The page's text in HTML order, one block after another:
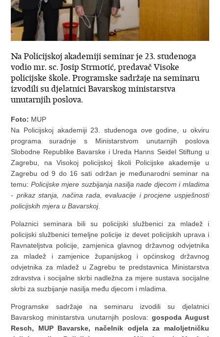
Na Policijskoj akademiji seminar je 23. studenoga
vodio mr. sc. Josip Strmotić, predavač Visoke
policijske škole. Programske sadržaje na seminaru
izvodili su djelatnici Bavarskog ministarstva
unutarnjih poslova.
Foto: MUP
Na Policijskoj akademiji 23. studenoga ove godine, u okviru
programa suradnje s Ministarstvom unutarnjih poslova
Slobodne Republike Bavarske i Ureda Hanns Seidel Stiftung u
Zagrebu, na Visokoj policijskoj školi Policijske akademije u
Zagrebu od 9 do 16 sati održan je međunarodni seminar na
temu: Policijske mjere suzbijanja nasilja nade djecom i mladima
- prikaz stanja, načina rada, evaluacije i procjene uspješnosti
policijskih mjera u Bavarskoj.
Polaznici seminara bili su policijski službenici za mladež i
policijski službenici temeljne policije iz devet policijskih uprava i
Ravnateljstva policije, zamjenica glavnog državnog odvjetnika
za mladež i zamjenice županijskog i općinskog državnog
odvjetnika za mladež u Zagrebu te predstavnica Ministarstva
zdravstva i socijalne skrbi nadležna za mjere sustava socijalne
skrbi za suzbijanje nasilja među djecom i mladima.
Programske sadržaje na seminaru izvodili su djelatnici
Bavarskog ministarstva unutarnjih poslova: gospoda August
Resch, MUP Bavarske, načelnik odjela za maloljetničku